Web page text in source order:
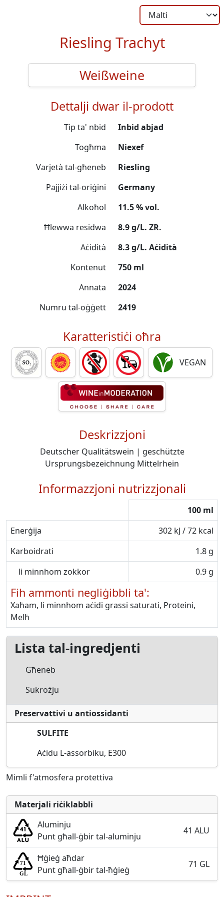
Riesling Trachyt
Weißweine
Dettalji dwar il-prodott
Tip ta' nbid
Inbid abjad
Togħma
Niexef
Varjetà tal-għeneb
Riesling
Pajjiżi tal-oriġini
Germany
Alkoħol
11.5 % vol.
Ħlewwa residwa
8.9 g/L. ZR.
Aċidità
8.3 g/L. Aċidità
Kontenut
750 ml
Annata
2024
Numru tal-oġġett
2419
Karatteristiċi oħra
VEGAN
Deskrizzjoni
Deutscher Qualitätswein | geschützte
Ursprungsbezeichnung Mittelrhein
Informazzjoni nutrizzjonali
100 ml
Enerġija
302 kJ / 72 kcal
Karboidrati
1.8 g
li minnhom zokkor
0.9 g
Fih ammonti negliġibbli ta':
Xaħam, li minnhom aċidi grassi saturati, Proteini,
Melħ
Lista tal-ingredjenti
Għeneb
Sukrożju
Preservattivi u antiossidanti
SULFITE
Aċidu L-assorbiku, E300
Mimli f'atmosfera protettiva
Materjali riċiklabbli
Aluminju
Punt għall-ġbir tal-aluminju
41 ALU
Ħġieġ aħdar
Punt għall-ġbir tal-ħġieġ
71 GL